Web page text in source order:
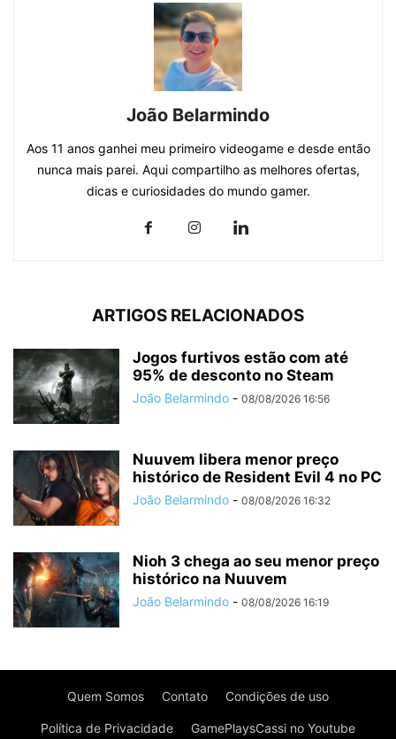
João Belarmindo
Aos 11 anos ganhei meu primeiro videogame e desde então
nunca mais parei. Aqui compartilho as melhores ofertas,
dicas e curiosidades do mundo gamer.
ARTIGOS RELACIONADOS
Jogos furtivos estão com até
95% de desconto no Steam
João Belarmindo - 08/08/2026 16:56
Nuuvem libera menor preço
histórico de Resident Evil 4 no PC
João Belarmindo - 08/08/2026 16:32
Nioh 3 chega ao seu menor preço
histórico na Nuuvem
João Belarmindo - 08/08/2026 16:19
Quem Somos Contato Condições de uso
Política de Privacidade GamePlaysCassi no Youtube